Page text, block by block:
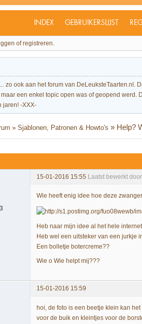
INDEX GEBRUIKERSLIJST
of registreren.
zo ook aan het forum van
een enkel topic open was of geopend
jaren! -XXX-
»Sjablonen, Patronen & Howto's » Help?
15-01-2016 15:55 Laatst bewerkt
Wie heeft enig idee hoe deze
Heb naar mijn idee al het hele
Heb wel een uitsteker van een jurkje
Een bolletje botercreme??
Wie o Wie helpt mij???
15-01-2016 15:59
hoi, de foto is een beetje klein kan
voor de buik en kleintjes voor de